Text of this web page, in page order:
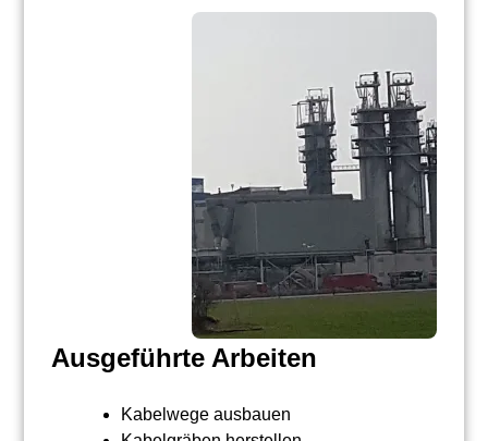
Ausgeführte Arbeiten
Kabelwege ausbauen